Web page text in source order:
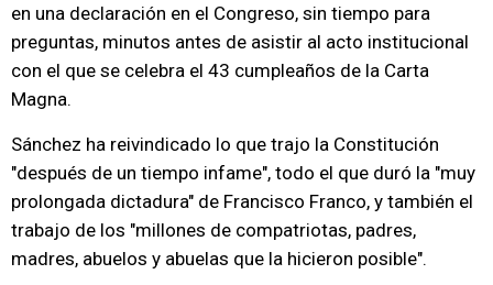
en una declaración en el Congreso, sin tiempo para
preguntas, minutos antes de asistir al acto institucional
con el que se celebra el 43 cumpleaños de la Carta
Magna.
Sánchez ha reivindicado lo que trajo la Constitución
"después de un tiempo infame", todo el que duró la "muy
prolongada dictadura" de Francisco Franco, y también el
trabajo de los "millones de compatriotas, padres,
madres, abuelos y abuelas que la hicieron posible".